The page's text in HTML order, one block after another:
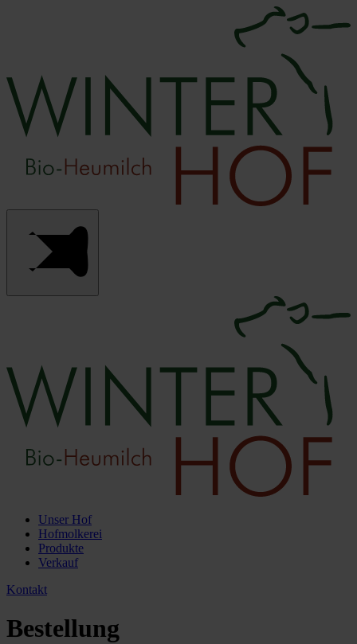
Unser Hof
Hofmolkerei
Produkte
Verkauf
Kontakt
Bestellung